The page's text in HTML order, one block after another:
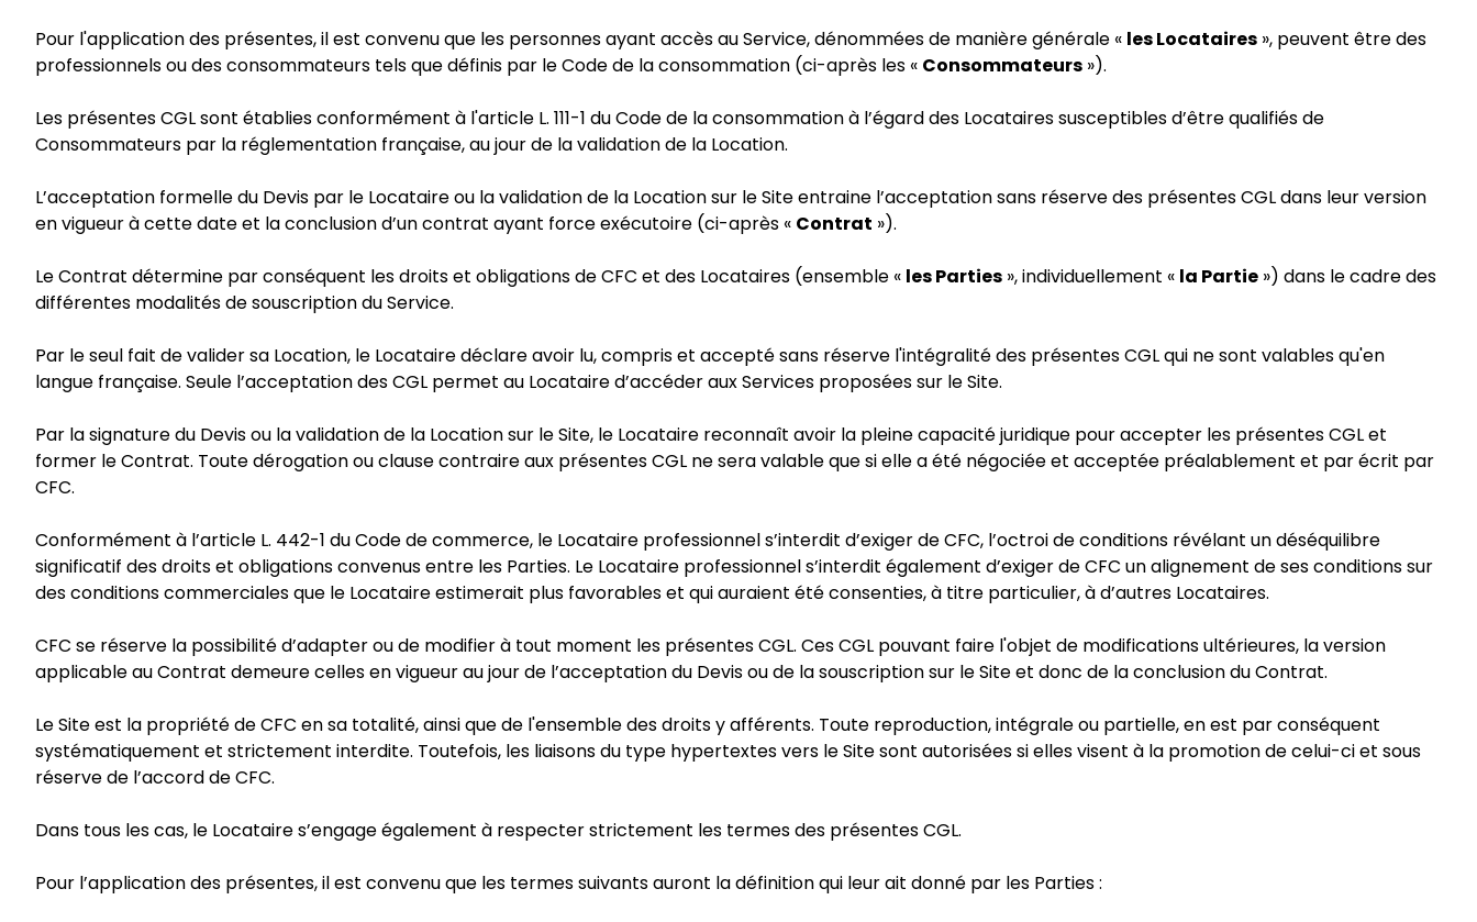
Pour l'application des présentes, il est convenu que les personnes ayant accès au Service, dénommées de manière générale « les Locataires », peuvent être des
professionnels ou des consommateurs tels que définis par le Code de la consommation (ci-après les « Consommateurs »).
Les présentes CGL sont établies conformément à l'article L. 111-1 du Code de la consommation à l’égard des Locataires susceptibles d’être qualifiés de
Consommateurs par la réglementation française, au jour de la validation de la Location.
L’acceptation formelle du Devis par le Locataire ou la validation de la Location sur le Site entraine l’acceptation sans réserve des présentes CGL dans leur version
en vigueur à cette date et la conclusion d’un contrat ayant force exécutoire (ci-après « Contrat »).
Le Contrat détermine par conséquent les droits et obligations de CFC et des Locataires (ensemble « les Parties », individuellement « la Partie ») dans le cadre des
différentes modalités de souscription du Service.
Par le seul fait de valider sa Location, le Locataire déclare avoir lu, compris et accepté sans réserve l'intégralité des présentes CGL qui ne sont valables qu'en
langue française. Seule l’acceptation des CGL permet au Locataire d’accéder aux Services proposées sur le Site.
Par la signature du Devis ou la validation de la Location sur le Site, le Locataire reconnaît avoir la pleine capacité juridique pour accepter les présentes CGL et
former le Contrat. Toute dérogation ou clause contraire aux présentes CGL ne sera valable que si elle a été négociée et acceptée préalablement et par écrit par
CFC.
Conformément à l’article L. 442-1 du Code de commerce, le Locataire professionnel s’interdit d’exiger de CFC, l’octroi de conditions révélant un déséquilibre
significatif des droits et obligations convenus entre les Parties. Le Locataire professionnel s’interdit également d’exiger de CFC un alignement de ses conditions sur
des conditions commerciales que le Locataire estimerait plus favorables et qui auraient été consenties, à titre particulier, à d’autres Locataires.
CFC se réserve la possibilité d’adapter ou de modifier à tout moment les présentes CGL. Ces CGL pouvant faire l'objet de modifications ultérieures, la version
applicable au Contrat demeure celles en vigueur au jour de l’acceptation du Devis ou de la souscription sur le Site et donc de la conclusion du Contrat.
Le Site est la propriété de CFC en sa totalité, ainsi que de l'ensemble des droits y afférents. Toute reproduction, intégrale ou partielle, en est par conséquent
systématiquement et strictement interdite. Toutefois, les liaisons du type hypertextes vers le Site sont autorisées si elles visent à la promotion de celui-ci et sous
réserve de l’accord de CFC.
Dans tous les cas, le Locataire s’engage également à respecter strictement les termes des présentes CGL.
Pour l’application des présentes, il est convenu que les termes suivants auront la définition qui leur ait donné par les Parties :